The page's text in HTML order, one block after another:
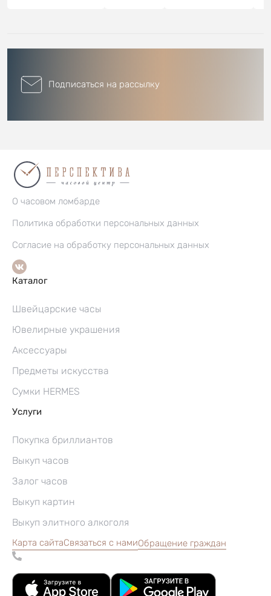
Подписаться на рассылку
О часовом ломбарде
Политика обработки персональных данных
Согласие на обработку персональных данных
Каталог
Швейцарские часы
Ювелирные украшения
Аксессуары
Предметы искусства
Сумки HERMES
Услуги
Покупка бриллиантов
Выкуп часов
Залог часов
Выкуп картин
Выкуп элитного алкоголя
Карта сайтаСвязаться с намиОбращение граждан